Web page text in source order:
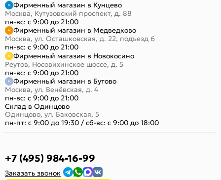
Фирменный магазин в Кунцево
Москва, Кутузовский проспект, д. 88
пн-вс: с 9:00 до 21:00
Фирменный магазин в Медведково
Москва, ул. Осташковская, д. 22, подъезд 6
пн-вс: с 9:00 до 21:00
Фирменный магазин в Новокосино
Реутов, Носовихинское шоссе, д. 5
пн-вс: с 9:00 до 21:00
Фирменный магазин в Бутово
Москва, ул. Венёвская, д. 4
пн-вс: с 9:00 до 21:00
Склад в Одинцово
Одинцово, ул. Баковская, 5
пн-пт: с 9:00 до 19:30 /сб-вс: с 9:00 до 18:00
+7 (495) 984-16-99
Заказать звонок